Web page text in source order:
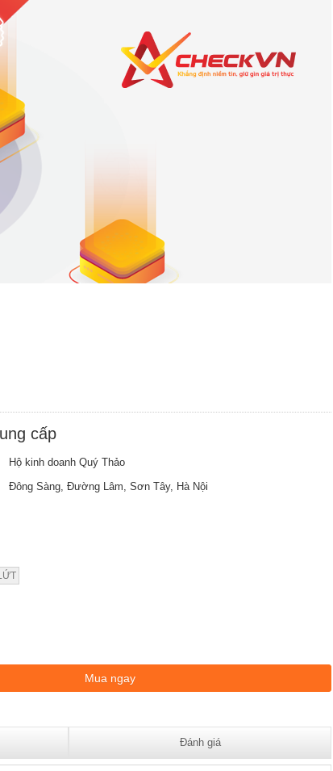
cấp
Hộ kinh doanh Quý Thảo
Đông Sàng, Đường Lâm, Sơn Tây, Hà Nội
Đánh giá